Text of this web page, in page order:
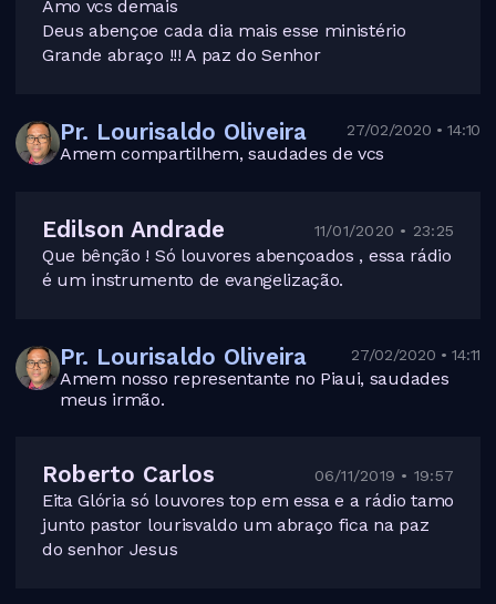
Amo vcs demais
Deus abençoe cada dia mais esse ministério
Grande abraço !!! A paz do Senhor
Pr. Lourisaldo Oliveira 27/02/2020 • 14:10
Amem compartilhem, saudades de vcs
Edilson Andrade 11/01/2020 • 23:25
Que bênção ! Só louvores abençoados , essa rádio
é um instrumento de evangelização.
Pr. Lourisaldo Oliveira 27/02/2020 • 14:11
Amem nosso representante no Piaui, saudades
meus irmão.
Roberto Carlos 06/11/2019 • 19:57
Eita Glória só louvores top em essa e a rádio tamo
junto pastor lourisvaldo um abraço fica na paz
do senhor Jesus